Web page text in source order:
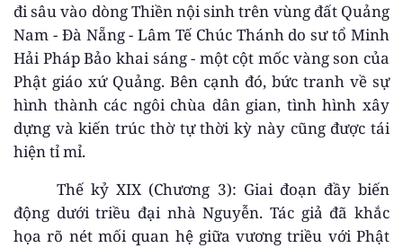
đi sâu vào dòng Thiền nội sinh trên vùng đất Quảng
Nam - Đà Nẵng - Lâm Tế Chúc Thánh do sư tổ Minh
Hải Pháp Bảo khai sáng - một cột mốc vàng son của
Phật giáo xứ Quảng. Bên cạnh đó, bức tranh về sự
hình thành các ngôi chùa dân gian, tình hình xây
dựng và kiến trúc thờ tự thời kỳ này cũng được tái
hiện tỉ mỉ.
Thế kỷ XIX (Chương 3): Giai đoạn đầy biến
động dưới triều đại nhà Nguyễn. Tác giả đã khắc
họa rõ nét mối quan hệ giữa vương triều với Phật